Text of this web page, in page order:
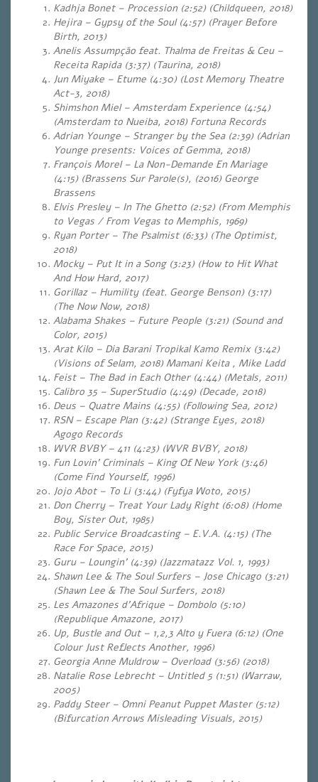
Kadhja Bonet – Procession (2:52) (Childqueen, 2018)
Hejira – Gypsy of the Soul (4:57) (Prayer Before
Birth, 2013)
Anelis Assumpção feat. Thalma de Freitas & Ceu –
Receita Rapida (3:37) (Taurina, 2018)
Jun Miyake – Etume (4:30) (Lost Memory Theatre
Act-3, 2018)
Shimshon Miel – Amsterdam Experience (4:54)
(Amsterdam to Nueiba, 2018) Fortuna Records
Adrian Younge – Stranger by the Sea (2:39) (Adrian
Younge presents: Voices of Gemma, 2018)
François Morel – La Non-Demande En Mariage
(4:15) (Brassens Sur Parole(s), (2016) George
Brassens
Elvis Presley – In The Ghetto (2:52) (From Memphis
to Vegas / From Vegas to Memphis, 1969)
Ryan Porter – The Psalmist (6:33) (The Optimist,
2018)
Mocky – Put It in a Song (3:23) (How to Hit What
And How Hard, 2017)
Gorillaz – Humility (feat. George Benson) (3:17)
(The Now Now, 2018)
Alabama Shakes – Future People (3:21) (Sound and
Color, 2015)
Arat Kilo – Dia Barani Tropikal Kamo Remix (3:42)
(Visions of Selam, 2018) Mamani Keita , Mike Ladd
Feist – The Bad in Each Other (4:44) (Metals, 2011)
Calibro 35 – SuperStudio (4:49) (Decade, 2018)
Deus – Quatre Mains (4:55) (Following Sea, 2012)
RSN – Escape Plan (3:42) (Strange Eyes, 2018)
Agogo Records
WVR BVBY – 411 (4:23) (WVR BVBY, 2018)
Fun Lovin’ Criminals – King Of New York (3:46)
(Come Find Yourself, 1996)
Jojo Abot – To Li (3:44) (Fyfya Woto, 2015)
Don Cherry – Treat Your Lady Right (6:08) (Home
Boy, Sister Out, 1985)
Public Service Broadcasting – E.V.A. (4:15) (The
Race For Space, 2015)
Guru – Loungin’ (4:39) (Jazzmatazz Vol. 1, 1993)
Shawn Lee & The Soul Surfers – Jose Chicago (3:21)
(Shawn Lee & The Soul Surfers, 2018)
Les Amazones d’Afrique – Dombolo (5:10)
(Republique Amazone, 2017)
Up, Bustle and Out – 1,2,3 Alto y Fuera (6:12) (One
Colour Just Reflects Another, 1996)
Georgia Anne Muldrow – Overload (3:56) (2018)
Natalie Rose Lebrecht – Untitled 5 (1:51) (Warraw,
2005)
Paddy Steer– Omni Peanut Puppet Master (5:12)
(Bifurcation Arrows Misleading Visuals, 2015)